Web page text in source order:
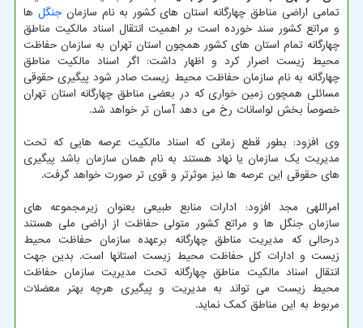
تمامی اراضی مناطق چهارگانه استان های کشور به نام سازمانجنگل ها
و مراتع کشور سند خورده است بر اهمیت انتقال اسناد مالکیت مناطق
چهارگانه تمام استان های کشور همچون استان تهران به سازمان حفاظت
محیط زیست اصرار کرد و اظهار داشت: اگر اسناد مالکیت مناطق
چهارگانه به نام سازمان حفاظت محیط زیست صادر شود پیگیری حقوقی
مسائلی همچون زمین خواری که در بعضی مناطق چهارگانه استان تهران
خصوصاً بخش لواسانات رخ می دهد آسان تر خواهد شد.
وی افزود: بطور قطع زمانی که اسناد مالکیت عرصه هایی که تحت
مدیریت یک سازمان یا نهاد هستند به نام همان سازمان باشد پیگیری
های حقوقی این عرصه ها نیز موثرتر و قوی تر صورت خواهد گرفت.
امراللهی مجد افزود: ادارات منابع طبیعی بعنوان زیرمجموعه های
سازمان جنگل ها و مراتع کشور متولی حفاظت از اراضی ملی هستند
درحالی که مدیریت مناطق چهارگانه برعهده سازمان حفاظت محیط
زیست و ادارات کل حفاظت محیط زیست استانها است. بدین جهت
انتقال اسناد مالکیت مناطق چهارگانه تحت مدیریت سازمان حفاظت
محیط زیست می تواند به مدیریت و پیگیری هرچه بهتر معضلات
مربوط به این مناطق کمک نماید.